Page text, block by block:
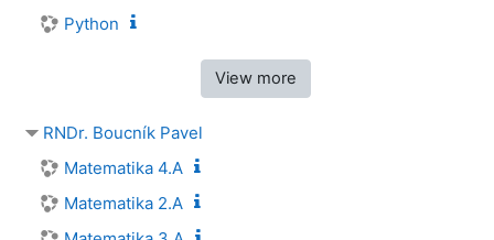
Python
View more
RNDr. Boucník Pavel
Matematika 4.A
Matematika 2.A